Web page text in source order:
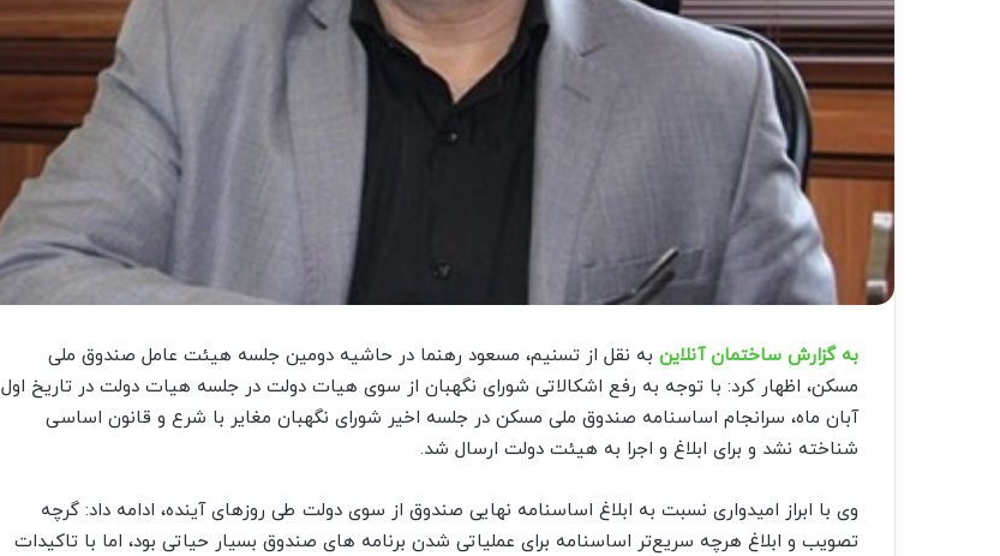
به گزارش ساختمان آنلاین به نقل از تسنیم، مسعود رهنما در حاشیه دومین جلسه هیئت عامل صندوق ملی
مسکن، اظهار کرد: با توجه به رفع اشکالاتی شورای نگهبان از سوی هیات دولت در جلسه هیات دولت در تاریخ اول
آبان ماه، سرانجام اساسنامه صندوق ملی مسکن در جلسه اخیر شورای نگهبان مغایر با شرع و قانون اساسی
شناخته نشد و برای ابلاغ و اجرا به هیئت دولت ارسال شد.
وی با ابراز امیدواری نسبت به ابلاغ اساسنامه نهایی صندوق از سوی دولت طی روزهای آینده، ادامه داد: گرچه
تصویب و ابلاغ هرچه سریع‌تر اساسنامه برای عملیاتی شدن برنامه های صندوق بسیار حیاتی بود، اما با تاکیدات